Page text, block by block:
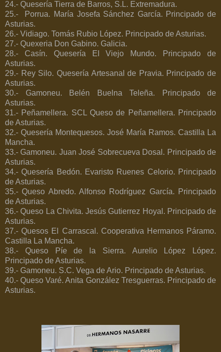
24.- Quesería Tierra de Barros, S.L. Extremadura.
25.-
Porrua. María Josefa Sánchez García. Principado de
Asturias.
26.- Vidiago. Tomás Rubio López. Principado de Asturias.
27.- Quexeria Don Gabino. Galicia.
28.- Casín. Quesería El Viejo Mundo. Principado de
Asturias.
29.- Rey Silo. Quesería Artesanal de Pravia. Principado de
Asturias.
30.- Gamoneu. Belén Buelna Teleña. Principado de
Asturias.
31.- Peñamellera. SCL Queso de Peñamellera. Principado
de Asturias.
32.- Quesería Montequesos. José María Ramos. Castilla La
Mancha.
33.- Gamoneu. Juan José Sobrecueva Dosal. Principado de
Asturias.
34.- Quesería Bedón. Evaristo Ruenes Celorio. Principado
de Asturias.
35.- Queso Abredo. Alfonso Rodríguez García. Principado
de Asturias.
36.- Queso La Chivita. Jesús Gutierrez Hoyal. Principado de
Asturias.
37.- Quesos El Carrascal. Cooperativa Hermanos Páramo.
Castilla La Mancha.
38.- Queso Píe de la Sierra. Aurelio López López.
Principado de Asturias.
39.- Gamoneu. S.C. Vega de Ario. Principado de Asturias.
40.- Queso Varé. Anita González Tresguerras. Principado de
Asturias.